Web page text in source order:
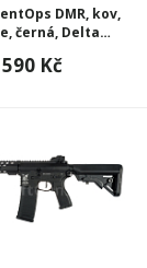
DMR, kov,
černá, Delta
Kč